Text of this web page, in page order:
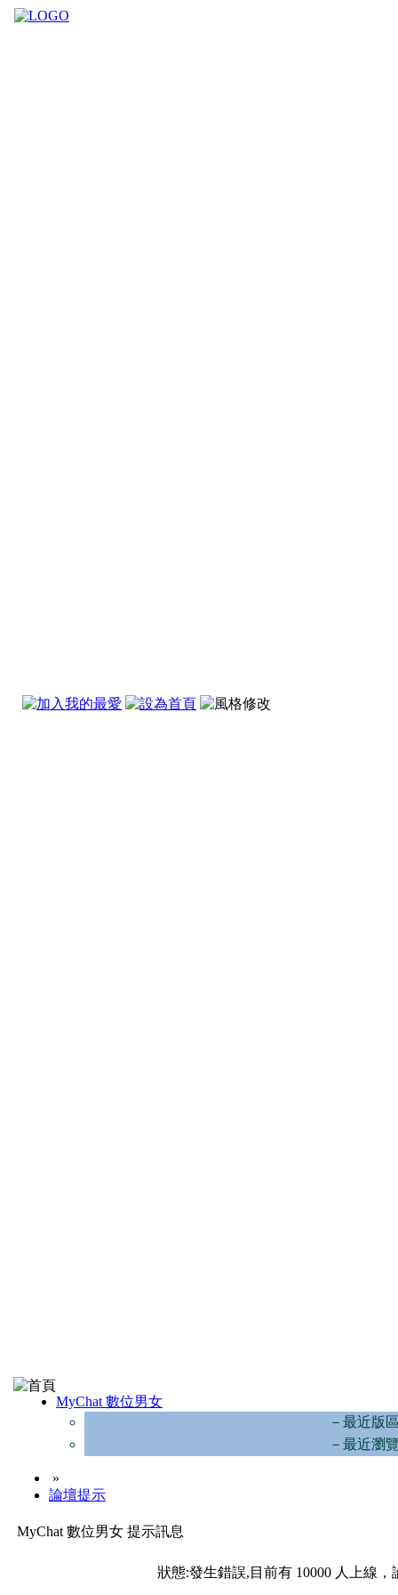
MyChat 數位男女
－最近版
－最近瀏
»
論壇提示
MyChat 數位男女 提示訊息
狀態:發生錯誤,目前有 10000 人上線